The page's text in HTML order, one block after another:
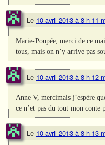
Le 10 avril 2013 à 8 h 11
Marie-Poupée, merci de ce
tous, mais on n’y arrive
Le 10 avril 2013 à 8 h 12
Anne V, mercimais j’espère
ce n’et pas du tout mon conte
Le 10 avril 2013 à 8 h 13